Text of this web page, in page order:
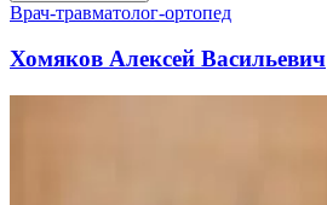
Врач-травматолог-ортопед
Хомяков Алексей Васильевич